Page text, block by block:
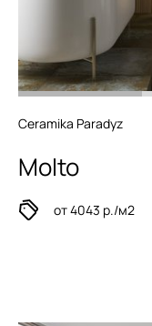
Ceramika Paradyz
Molto
от 4043 р./м2